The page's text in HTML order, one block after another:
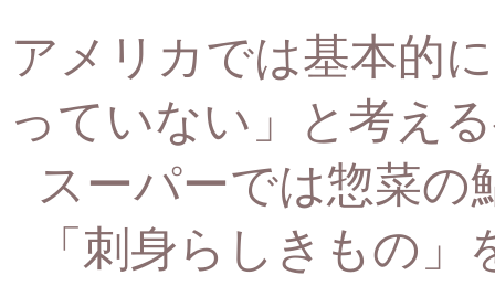
アメリカでは基本的
っていない」と考え
スーパーでは惣菜の
「刺身らしきもの